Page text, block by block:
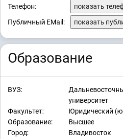
Телефон:
показать
Публичный EMail:
показать
Образование
ВУЗ:
университет
Факультет:
Юридический
Образование:
Высшее
Город:
Владивосток